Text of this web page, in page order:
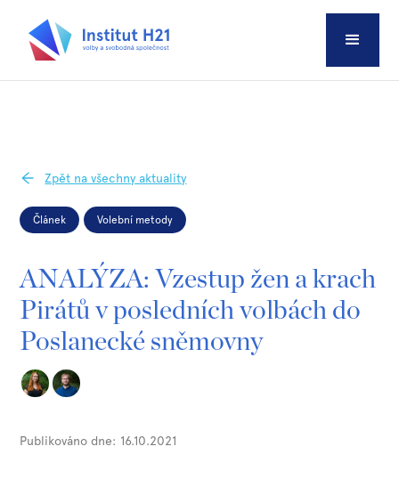
Zpět na všechny aktuality
Článek Volební metody
ANALÝZA: Vzestup žen a krach
Pirátů v posledních volbách do
Poslanecké sněmovny
Publikováno dne: 16.10.2021